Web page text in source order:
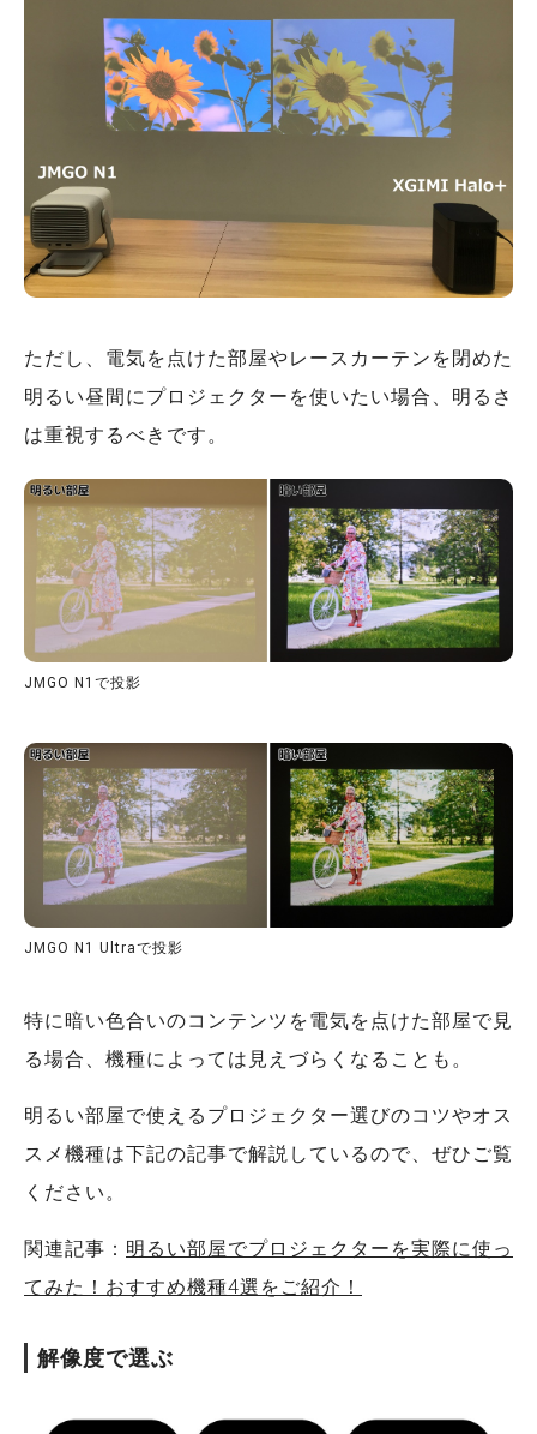
ただし、電気を点けた部屋やレースカーテンを閉めた
明るい昼間にプロジェクターを使いたい場合、明るさ
は重視するべきです。
JMGO N1で投影
JMGO N1 Ultraで投影
特に暗い色合いのコンテンツを電気を点けた部屋で見
る場合、機種によっては見えづらくなることも。
明るい部屋で使えるプロジェクター選びのコツやオス
スメ機種は下記の記事で解説しているので、ぜひご覧
ください。
関連記事： 明るい部屋でプロジェクターを実際に使っ
てみた！おすすめ機種4選をご紹介！
解像度で選ぶ